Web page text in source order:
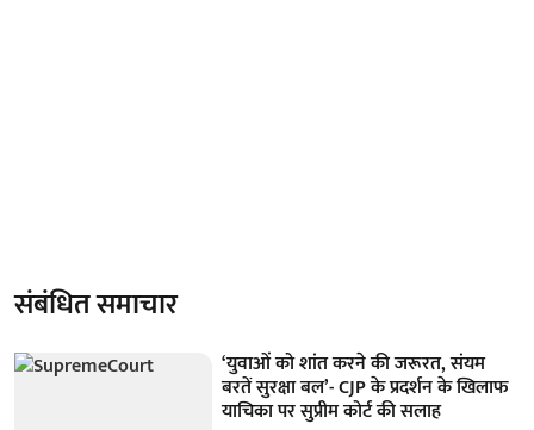
संबंधित समाचार
‘युवाओं को शांत करने की जरूरत, संयम
बरतें सुरक्षा बल’- CJP के प्रदर्शन के खिलाफ
याचिका पर सुप्रीम कोर्ट की सलाह